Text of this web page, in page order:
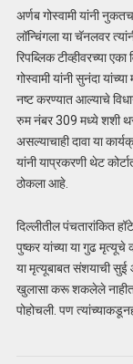
अर्णब गोस्वामी यांनी
लॉन्चिंगला या चॅनलवर
रिपब्लिक टीव्हीवरच्या
गोस्वामी यांनी सुनंदा
नष्ट करण्यात आल्याचे
रुम नंबर 309 मध्ये शशी
असल्याचाही दावा या
यांनी याप्रकरणी थेट
ठोकला आहे.
दिल्लीतील पंचतारांकित
पुष्कर यांच्या या गुढ मृत्यूचे
या मृत्यूबाबत संशयाची सुई
खुलासा करू शकलेले
पोहोचली. पण